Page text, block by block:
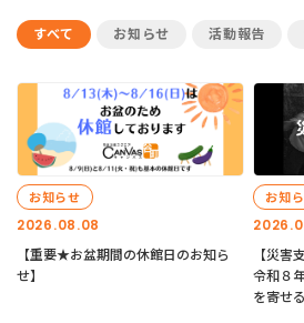
すべて お知らせ 活動報告
2026.08.08
お知らせ
【重要★お盆期間の休館日のお知ら
せ】
お知
【災害
令和８
を寄せ